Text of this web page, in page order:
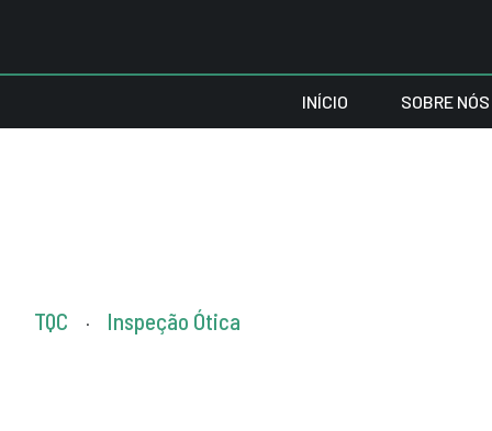
INÍCIO SOBRE NÓS
TQC . Inspeção Ótica